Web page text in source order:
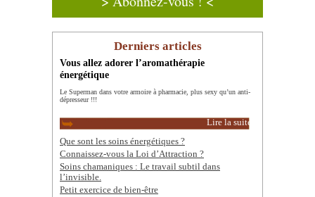
Derniers articles
Vous allez adorer l’aromathérapie
énergétique
Le Superman dans votre armoire à pharmacie, plus sexy qu’un anti-
dépresseur !!!
Lire la suite
Que sont les soins énergétiques ?
Connaissez-vous la Loi d’Attraction ?
Soins chamaniques : Le travail subtil dans
l’invisible.
Petit exercice de bien-être